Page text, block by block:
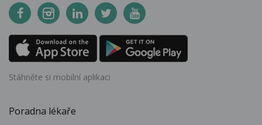
Stáhněte si mobilní aplikaci
Poradna lékaře